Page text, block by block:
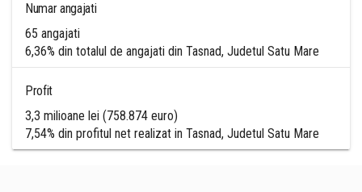
Numar angajati
65 angajati
6,36% din totalul de angajati din Tasnad, Judetul Satu Mare
Profit
3,3 milioane lei (758.874 euro)
7,54% din profitul net realizat in Tasnad, Judetul Satu Mare